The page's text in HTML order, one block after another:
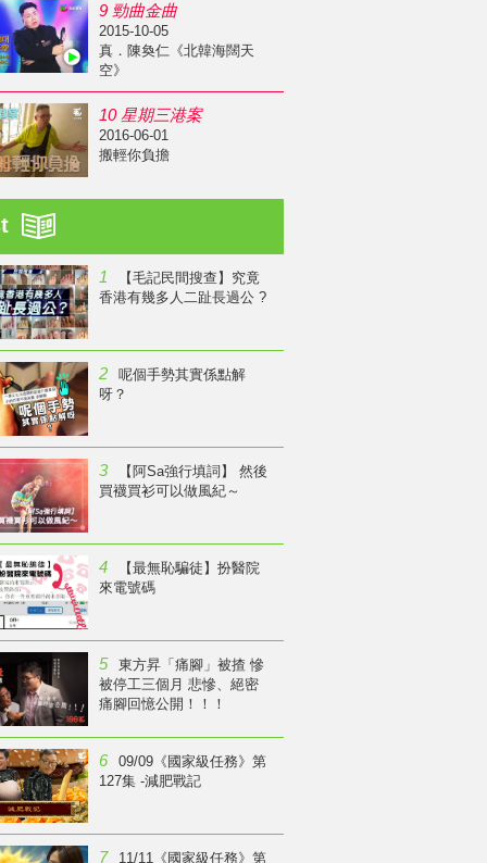
9 勁曲金曲
2015-10-05
真．陳奐仁《北韓海闊天
空》
10 星期三港案
2016-06-01
搬輕你負擔
1
【毛記民間搜查】究竟
香港有幾多人二趾長過公 ?
2
呢個手勢其實係點解
呀？
3
【阿Sa強行填詞】 然後
買襪買衫可以做風紀～
4
【最無恥騙徒】扮醫院
來電號碼
5
東方昇「痛腳」被揸 慘
被停工三個月 悲慘、絕密
痛腳回憶公開！！！
6
09/09《國家級任務》第
127集 -減肥戰記
7
11/11《國家級任務》第